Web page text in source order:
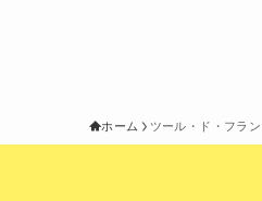
ホーム ツール・ド・フラン